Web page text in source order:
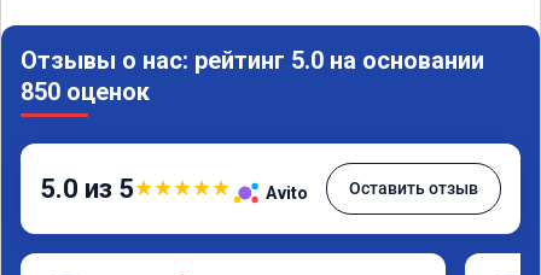
Отзывы о нас: рейтинг 5.0 на основании
850 оценок
5.0 из 5★★★★★ Avito Оставить отзыв